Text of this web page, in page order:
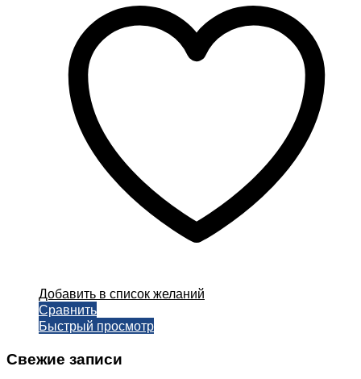
несколько
вариаций.
Опции
Добавить в список желаний
Сравнить
Быстрый просмотр
Свежие записи